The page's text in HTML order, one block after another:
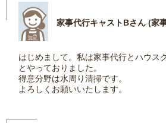
家事代行キャストBさん (家
はじめまして。私は家事代行とハウス
とやっておりました。
得意分野は水周り清掃です。
よろしくお願いいたします。